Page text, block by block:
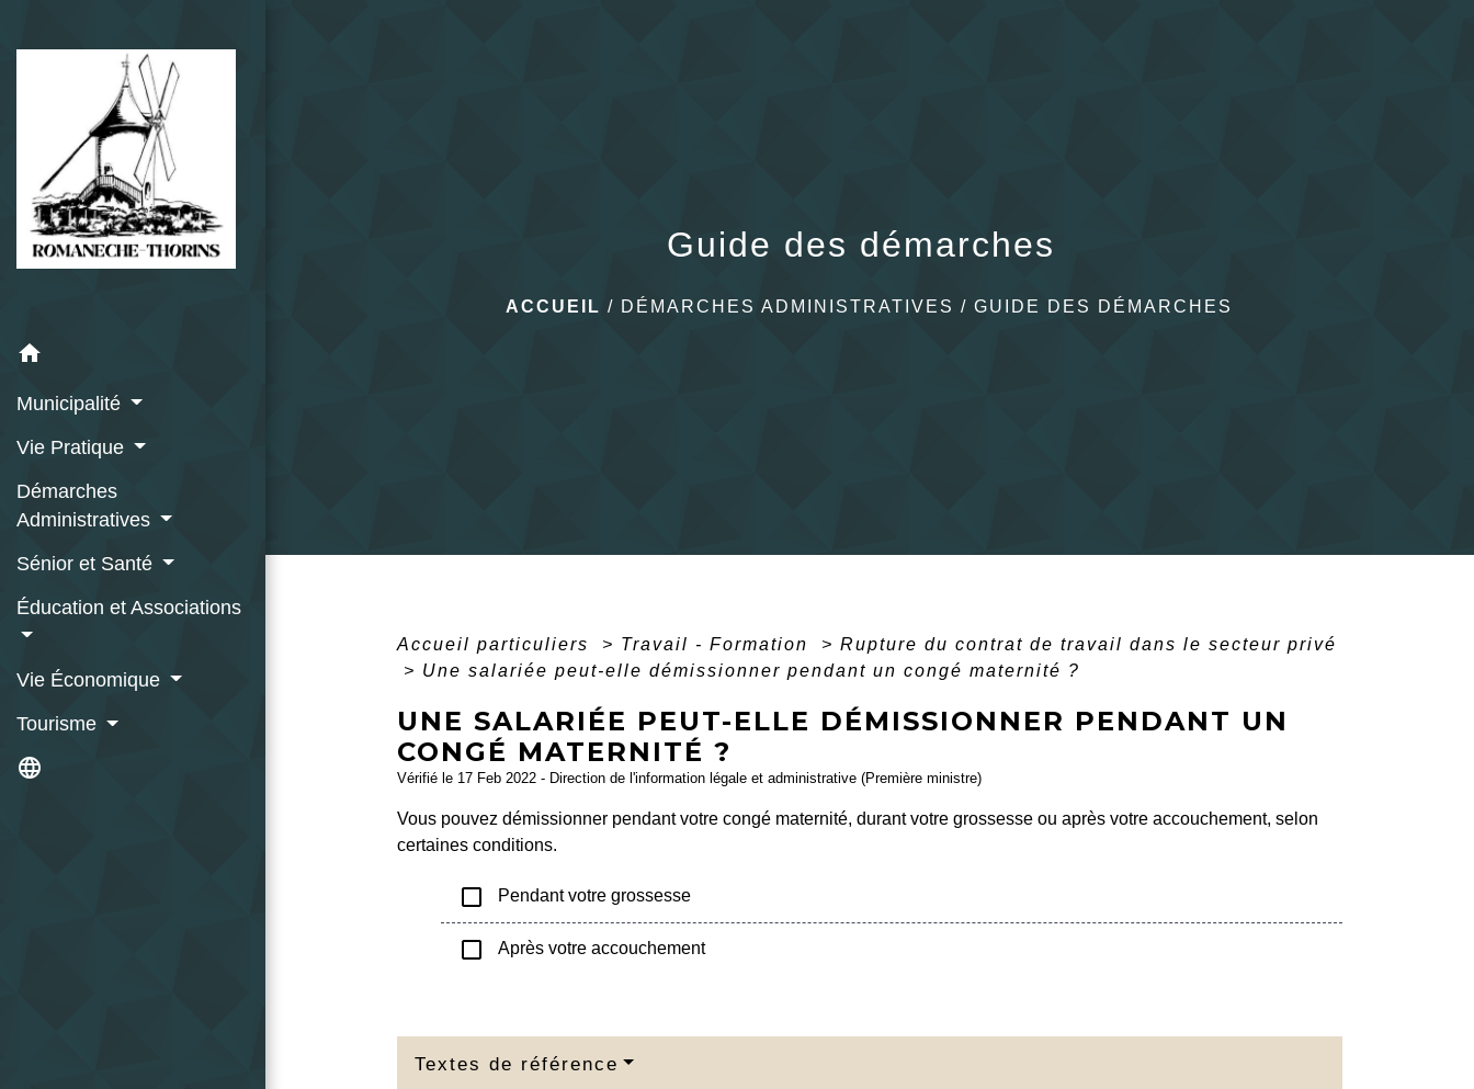
home
Municipalité
Vie Pratique
Démarches
Administratives
Sénior et Santé
Éducation et Associations
Vie Économique
Tourisme
language
Guide des démarches
ACCUEIL / DÉMARCHES ADMINISTRATIVES /GUIDE DES DÉMARCHES
Accueil particuliers > Travail - Formation > Rupture du contrat de travail dans le secteur privé
> Une salariée peut-elle démissionner pendant un congé maternité ?
UNE SALARIÉE PEUT-ELLE DÉMISSIONNER PENDANT UN
CONGÉ MATERNITÉ ?
Vérifié le 17 Feb 2022 - Direction de l'information légale et administrative (Première ministre)
Vous pouvez démissionner pendant votre congé maternité, durant votre grossesse ou après votre accouchement, selon
certaines conditions.
check_box_outline_blank Pendant votre grossesse
check_box_outline_blank Après votre accouchement
Textes de référence